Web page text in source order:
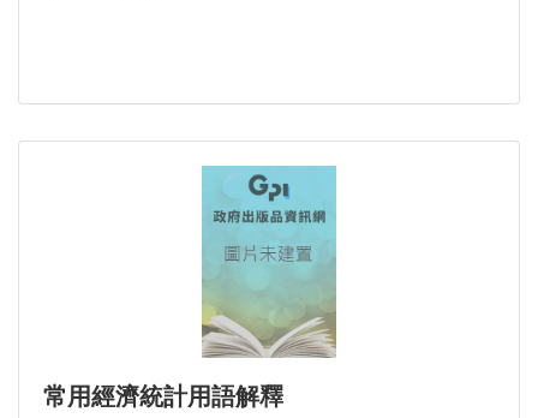
常用經濟統計用語解釋